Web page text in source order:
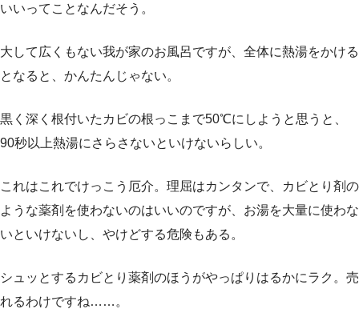
いいってことなんだそう。
大して広くもない我が家のお風呂ですが、全体に熱湯をかける
となると、かんたんじゃない。
黒く深く根付いたカビの根っこまで50℃にしようと思うと、
90秒以上熱湯にさらさないといけないらしい。
これはこれでけっこう厄介。理屈はカンタンで、カビとり剤の
ような薬剤を使わないのはいいのですが、お湯を大量に使わな
いといけないし、やけどする危険もある。
シュッとするカビとり薬剤のほうがやっぱりはるかにラク。売
れるわけですね……。